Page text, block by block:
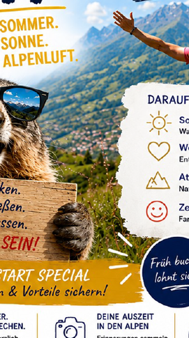
für die großartigen
euren nächsten Besuch!
JAHRESZEITEN
Herbsturlaub